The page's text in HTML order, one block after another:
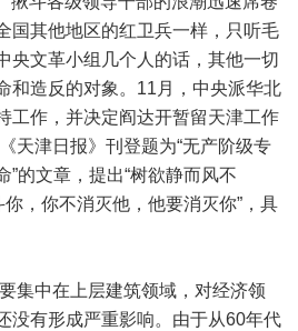
国其他地区的红卫兵一样，只听毛
央文革小组几个人的话，其他一切
和造反的对象。11月，中央派华北
工作，并决定阎达开暂留天津工作
天津日报》刊登题为“无产阶级专
”的文章，提出“树欲静而风不
你，你不消灭他，他要消灭你”，具
集中在上层建筑领域，对经济领
没有形成严重影响。由于从60年代